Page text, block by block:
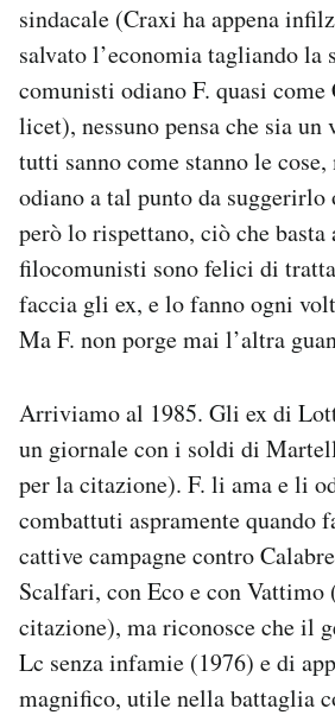
sindacale (Craxi ha appena
salvato l’economia tagliando la
comunisti odiano F. quasi
licet), nessuno pensa che sia un
tutti sanno come stanno le
odiano a tal punto da
però lo rispettano, ciò che
filocomunisti sono felici di
faccia gli ex, e lo fanno ogni
Ma F. non porge mai l’altra
Arriviamo al 1985. Gli ex di
un giornale con i soldi di
per la citazione). F. li ama e li
combattuti aspramente quando
cattive campagne contro
Scalfari, con Eco e con Vattimo
citazione), ma riconosce che il
Lc senza infamie (1976) e di
magnifico, utile nella battaglia